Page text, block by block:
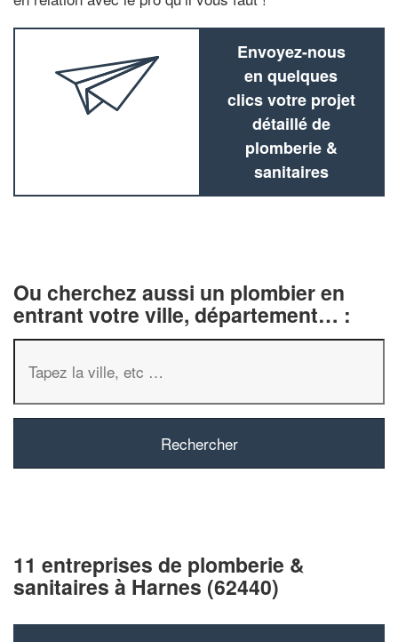
Envoyez-nous
en quelques
clics votre projet
détaillé de
plomberie &
sanitaires
Ou cherchez aussi un plombier en
entrant votre ville, département… :
11 entreprises de plomberie &
sanitaires à Harnes (62440)